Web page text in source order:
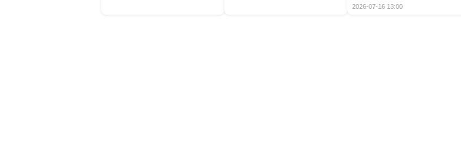
2026-07-16 13:00